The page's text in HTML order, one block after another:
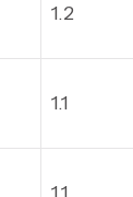
1.2
1.1